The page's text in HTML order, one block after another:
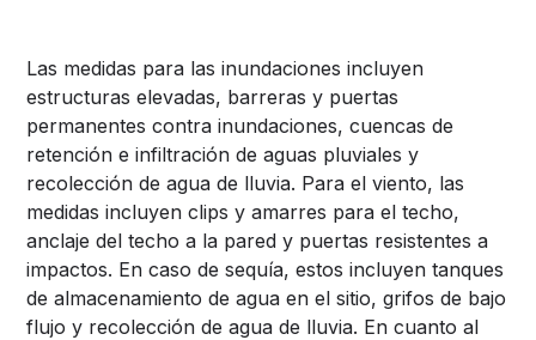
Las medidas para las inundaciones incluyen
estructuras elevadas, barreras y puertas
permanentes contra inundaciones, cuencas de
retención e infiltración de aguas pluviales y
recolección de agua de lluvia. Para el viento, las
medidas incluyen clips y amarres para el techo,
anclaje del techo a la pared y puertas resistentes a
impactos. En caso de sequía, estos incluyen tanques
de almacenamiento de agua en el sitio, grifos de bajo
flujo y recolección de agua de lluvia. En cuanto al